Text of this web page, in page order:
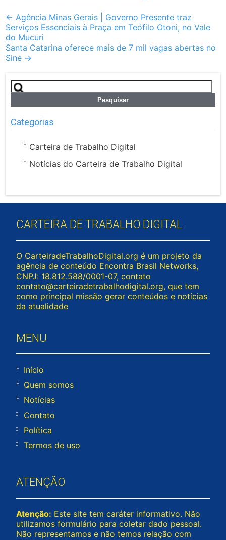
Post
navigation
← Agência Minas Gerais | Governo Presente traz
Serviços Essenciais à Praça em Teófilo Otoni, no Vale
do Mucuri
Santa Catarina oferece mais de 7 mil vagas abertas no
Sine →
Pesquisar
por:
Categorias
Carteira de Trabalho Digital
Notícias do Carteira de Trabalho Digital
CARTEIRA DE TRABALHO DIGITAL
O CarteiradeTrabalhoDigital.org é um projeto da
agência de conteúdo Encontra Brasil Networks,
CNPJ: 18.812.588/0001-07, contato
contato@carteiradetrabalhodigital.org, que tem
como principal missão gerar conteúdos e notícias
da atualidade
MENU
Início
Quem somos
Notícias
Contato
Política
Termos de uso
ATENÇÃO
Atenção: Este site tem caráter informativo. Não
utilizamos formulário para coletar dado pessoal.
Não representamos e não temos relação com